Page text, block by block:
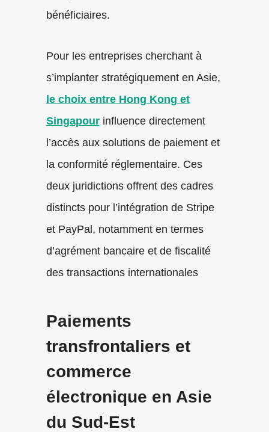
bénéficiaires.
Pour les entreprises cherchant à
s’implanter stratégiquement en Asie,
le choix entre Hong Kong et
Singapourinfluence directement
l’accès aux solutions de paiement et
la conformité réglementaire. Ces
deux juridictions offrent des cadres
distincts pour l’intégration de Stripe
et PayPal, notamment en termes
d’agrément bancaire et de fiscalité
des transactions internationales
Paiements
transfrontaliers et
commerce
électronique en Asie
du Sud-Est